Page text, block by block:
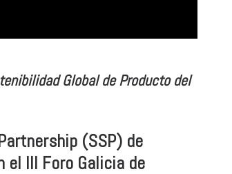
Global de Producto del
(SSP) de
el III Foro Galicia de